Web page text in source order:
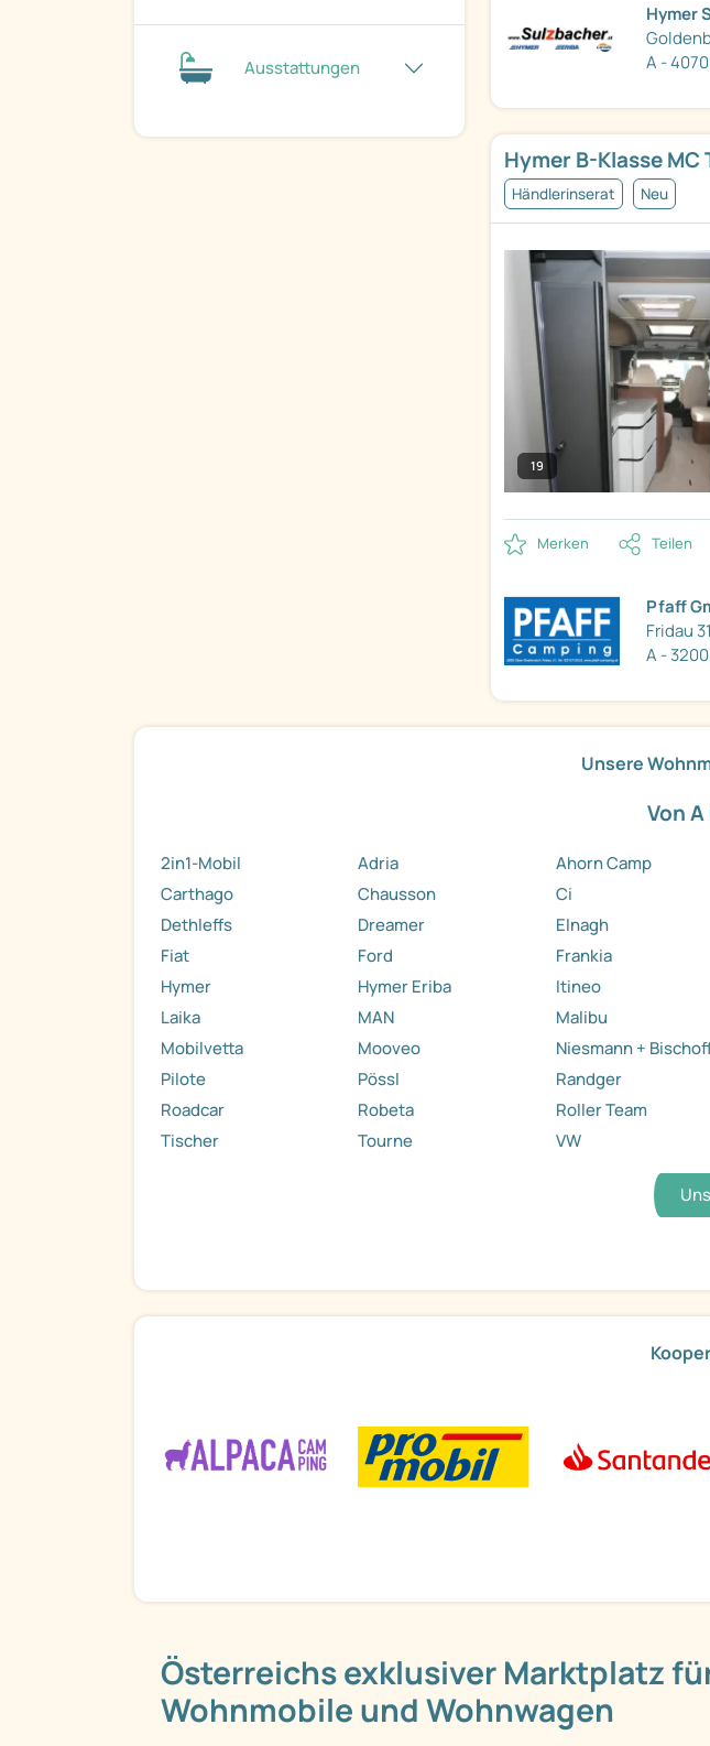
Hymer
A -
Hymer B-Klasse MC
Händlerinserat Neu
19
Merken Teilen
Pfaff
Fridau 31
A -
Ausstattungen
Unsere
Von
2in1-Mobil Adria Ahorn Camp
Carthago
Chausson Ci
Dethleffs
Dreamer Elnagh
Fiat
Ford Frankia
Hymer
Hymer Eriba Itineo
Laika
MAN Malibu
Mobilvetta
Mooveo Niesmann +
Pilote
Pössl Randger
Roadcar
Robeta Roller Team
Tischer
Tourne VW
Österreichs exklusiver Marktplatz
Wohnmobile und Wohnwagen